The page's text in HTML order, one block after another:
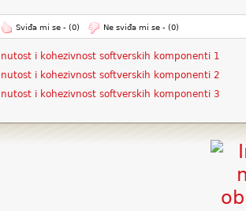
Sviđa mi se - (0) Ne sviđa mi se - (0)
i kohezivnost softverskih komponenti 1
i kohezivnost softverskih komponenti 2
i kohezivnost softverskih komponenti 3